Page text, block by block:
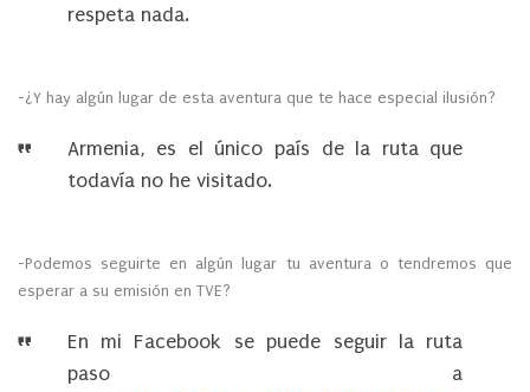
respeta nada.
-¿Y hay algún lugar de esta aventura que te hace especial ilusión?
Armenia, es el único país de la ruta que
todavía no he visitado.
-Podemos seguirte en algún lugar tu aventura o tendremos que
esperar a su emisión en TVE?
En mi Facebook se puede seguir la ruta
paso a